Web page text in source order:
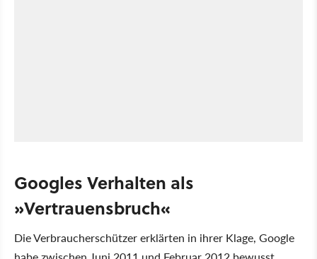
Googles Verhalten als
»Vertrauensbruch«
Die Verbraucherschützer erklärten in ihrer Klage, Google